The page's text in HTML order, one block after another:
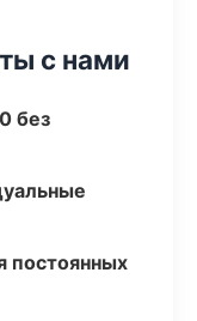
с нами
без
постоянных